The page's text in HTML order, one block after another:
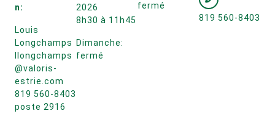
n:
Louis
Longchamps
llongchamps
@valoris-
estrie.com
819 560-8403
poste 2916
2026
8h30 à 11h45
Dimanche:
fermé
fermé
819 560-8403